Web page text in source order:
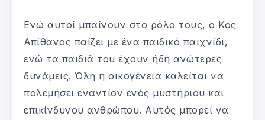
Ενώ αυτοί μπαίνουν στο ρόλο τους, ο Κος
Απίθανος παίζει με ένα παιδικό παιχνίδι,
ενώ τα παιδιά του έχουν ήδη ανώτερες
δυνάμεις. Όλη η οικογένεια καλείται να
πολεμήσει εναντίον ενός μυστήριου και
επικίνδυνου ανθρώπου. Αυτός μπορεί να